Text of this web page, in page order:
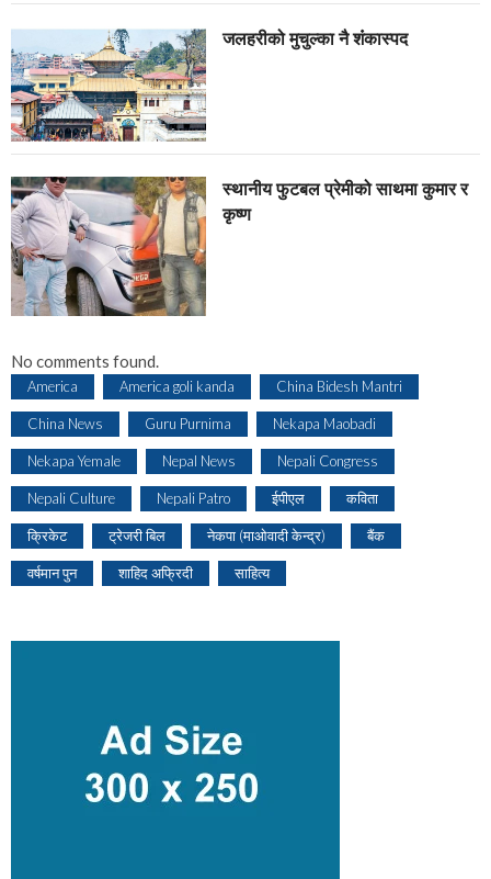
जलहरीको मुचुल्का नै शंंकास्पद
स्थानीय फुटबल प्रेमीको साथमा कुमार र
कृष्ण
No comments found.
America America goli kanda China Bidesh Mantri
China News Guru Purnima Nekapa Maobadi
Nekapa Yemale Nepal News Nepali Congress
Nepali Culture Nepali Patro ईपीएल कविता
क्रिकेट ट्रेजरी बिल नेकपा (माओवादी केन्द्र) बैंक
वर्षमान पुन शाहिद अफ्रिदी साहित्य